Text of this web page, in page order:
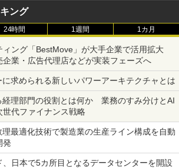
ング
24時間 1週間 1カ月
ィング「BestMove」が大手企業で活用拡大
業・広告代理店などが実装フェーズへ
求められる新しいパワーアーキテクチャとは
経理部門の役割とは何か 業務のすみ分けとAI
代ファイナンス戦略
理最適化技術で製造業の生産ライン構成を自動
発
、日本で5カ所目となるデータセンターを開設